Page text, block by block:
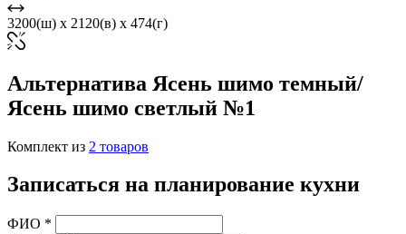
3200(ш) x 2120(в) x 474(г)
Альтернатива Ясень шимо темный/
Ясень шимо светлый №1
Комплект из 2 товаров
Записаться на планирование кухни
ФИО *